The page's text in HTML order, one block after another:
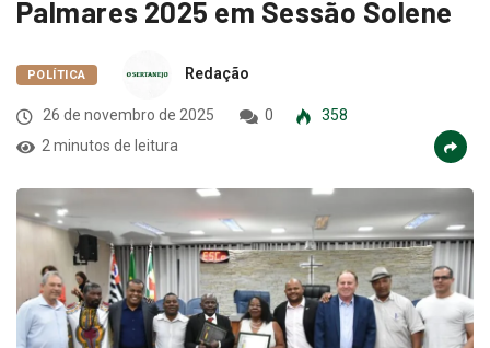
Palmares 2025 em Sessão Solene
POLÍTICA Redação
26 de novembro de 2025 0
358
2 minutos de leitura